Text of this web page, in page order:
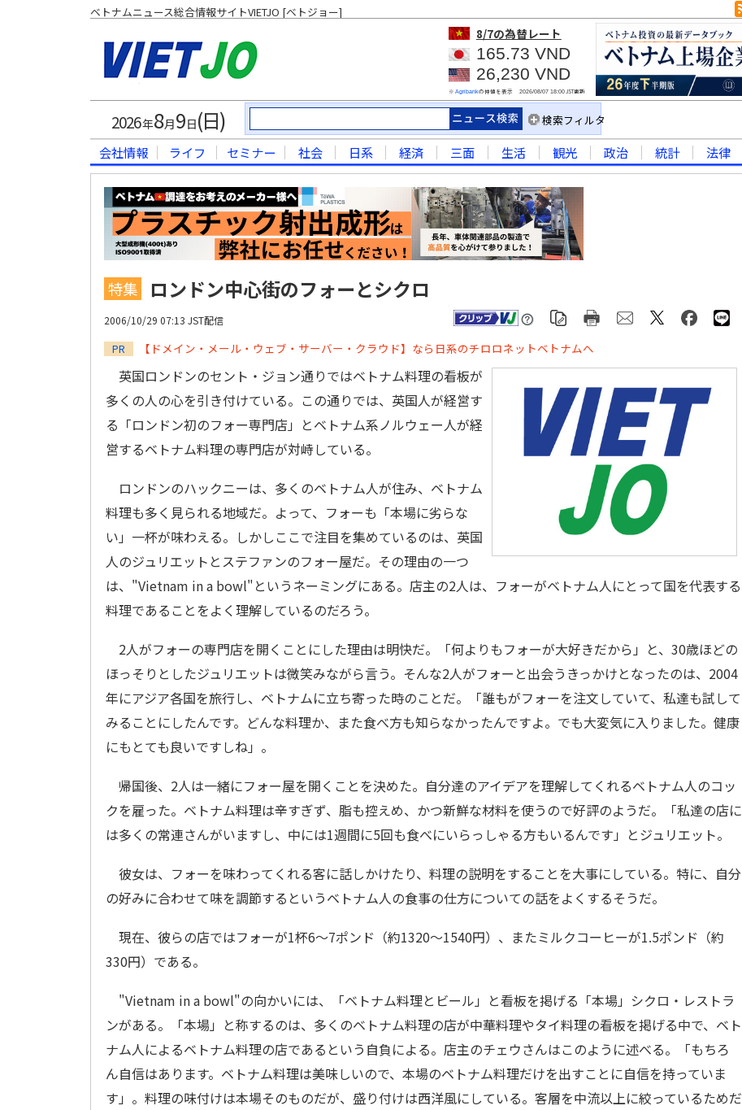
ベトナムニュース総合情報サイトVIETJO [ベトジョー]
8/7の為替レート
165.73 VND
26,230 VND
※ Agribankの仲値を表示 2026/08/07 18:00JST更新
2026年8月9 日(日) 検索フィルタ
会社情報 ライフ セミナー 社会 日系 経済 三面 生活 観光 政治 統計 法律
特集 ロンドン中心街のフォーとシクロ
2006/10/29 07:13 JST配信
PR 【ドメイン・メール・ウェブ・サーバー・クラウド】なら日系のチロロネットベトナムへ
英国ロンドンのセント・ジョン通りではベトナム料理の看板が
多くの人の心を引き付けている。この通りでは、英国人が経営す
る「ロンドン初のフォー専門店」とベトナム系ノルウェー人が経
営するベトナム料理の専門店が対峙している。
ロンドンのハックニーは、多くのベトナム人が住み、ベトナム
料理も多く見られる地域だ。よって、フォーも「本場に劣らな
い」一杯が味わえる。しかしここで注目を集めているのは、英国
人のジュリエットとステファンのフォー屋だ。その理由の一つ
は、"Vietnam in a bowl"というネーミングにある。店主の2人は、フォーがベトナム人にとって国を代表する
料理であることをよく理解しているのだろう。
2人がフォーの専門店を開くことにした理由は明快だ。「何よりもフォーが大好きだから」と、30歳ほどの
ほっそりとしたジュリエットは微笑みながら言う。そんな2人がフォーと出会うきっかけとなったのは、2004
年にアジア各国を旅行し、ベトナムに立ち寄った時のことだ。「誰もがフォーを注文していて、私達も試して
みることにしたんです。どんな料理か、また食べ方も知らなかったんですよ。でも大変気に入りました。健康
にもとても良いですしね」。
帰国後、2人は一緒にフォー屋を開くことを決めた。自分達のアイデアを理解してくれるベトナム人のコッ
クを雇った。ベトナム料理は辛すぎず、脂も控えめ、かつ新鮮な材料を使うので好評のようだ。「私達の店に
は多くの常連さんがいますし、中には1週間に5回も食べにいらっしゃる方もいるんです」とジュリエット。
彼女は、フォーを味わってくれる客に話しかけたり、料理の説明をすることを大事にしている。特に、自分
の好みに合わせて味を調節するというベトナム人の食事の仕方についての話をよくするそうだ。
現在、彼らの店ではフォーが1杯6～7ポンド（約1320～1540円）、またミルクコーヒーが1.5ポンド（約
330円）である。
"Vietnam in a bowl"の向かいには、「ベトナム料理とビール」と看板を掲げる「本場」シクロ・レストラ
ンがある。「本場」と称するのは、多くのベトナム料理の店が中華料理やタイ料理の看板を掲げる中で、ベト
ナム人によるベトナム料理の店であるという自負による。店主のチェウさんはこのように述べる。「もちろ
ん自信はあります。ベトナム料理は美味しいので、本場のベトナム料理だけを出すことに自信を持っていま
す」。料理の味付けは本場そのものだが、盛り付けは西洋風にしている。客層を中流以上に絞っているためだ